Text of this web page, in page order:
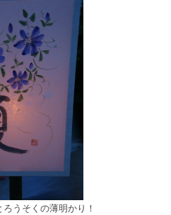
うそくの薄明かり！